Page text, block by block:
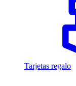
Tarjetas regalo